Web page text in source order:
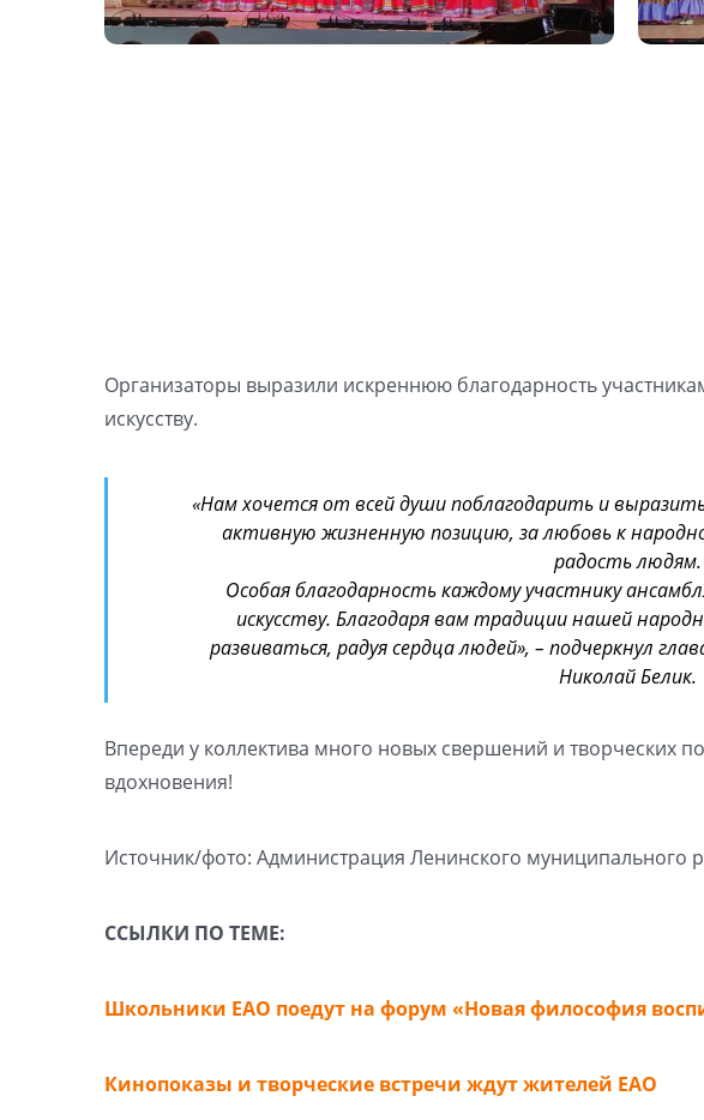
Организаторы выразили искреннюю благодарность
искусству.
«Нам хочется от всей души поблагодарить и
активную жизненную позицию, за любовь к
радость людям.
Особая благодарность каждому участнику
искусству. Благодаря вам традиции нашей
развиваться, радуя сердца людей», – подчеркнул
Николай Белик.
Впереди у коллектива много новых свершений и творческих
вдохновения!
Источник/фото: Администрация Ленинского муниципального
ССЫЛКИ ПО ТЕМЕ:
Школьники ЕАО поедут на форум «Новая философия
Кинопоказы и творческие встречи ждут жителей ЕАО